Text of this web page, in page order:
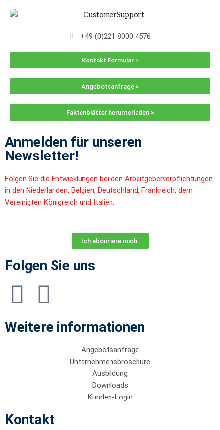
+49 (0)221 8000 4576
Kontakt Formular >
Angebotsanfrage >
Faktenblätter herunterladen >
Kontakt
Weitere informationen
Angebotsanfrage
Unternehmensbroschüre
Ausbildung
Downloads
Kunden-Login
Folgen Sie uns
Anmelden für unseren
Newsletter!
Folgen Sie die Entwicklungen bei den Arbeitgeberverpflichtungen
in den Niederlanden, Belgien, Deutschland, Frankreich, dem
Vereinigten Königreich und Italien.
Ich abonniere mich!